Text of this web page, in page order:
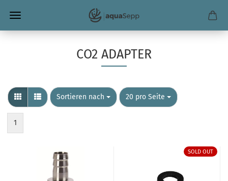
CO2 ADAPTER
Sortieren nach
Sortieren nach 20 pro Seite
pro Seite
1
SOLD OUT